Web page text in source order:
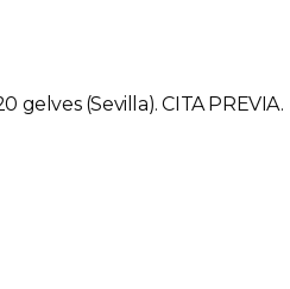
gelves (Sevilla). CITA PREVIA.